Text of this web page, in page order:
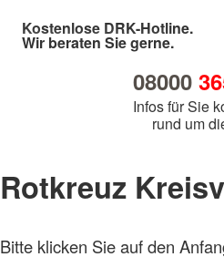
Kostenlose DRK-Hotline.
Wir beraten Sie gerne.
08000
Infos für Sie
rund um
Rotkreuz
Bitte klicken Sie auf den